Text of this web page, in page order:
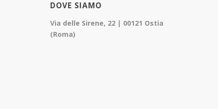
DOVE SIAMO
Via delle Sirene, 22 | 00121 Ostia
(Roma)